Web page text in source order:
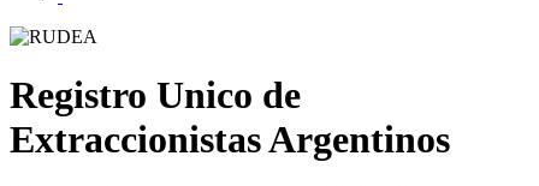
Registro Unico de
Extraccionistas Argentinos